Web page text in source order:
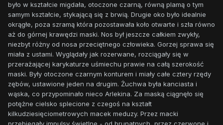
było w kształcie migdała, otoczone czarną, równą plamą o tym
samym kształcie, stykającą się z brwią. Drugie oko było idealnie
okrągłe, poza szramą która pozostawała koło otwarte i szła równo
aż do górnej krawędzi maski. Nos był jeszcze całkiem zwykły,
niezbyt różny od nosa przeciętnego człowieka. Gorzej sprawa się
miała z ustami. Wyglądały jak rozerwane, rozciągały się w
przerażającej karykaturze uśmiechu prawie na całą szerokość
maski. Były otoczone czarnym konturem i miały całe cztery rzędy
zębów, ustawione jeden na drugim. Żuchwa była kanciasta i
wąska, co przypominało nieco Arlekina. Za maską ciągnęło się
potężne cielsko splecione z czegoś na kształt
kilkudziesięciometrowych macek meduzy. Przez macki